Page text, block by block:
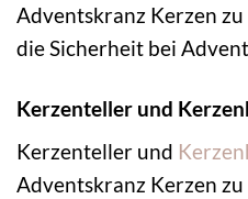
Adventskranz Kerzen
die Sicherheit bei
Kerzenteller und
Kerzenteller und
Adventskranz Kerzen zu